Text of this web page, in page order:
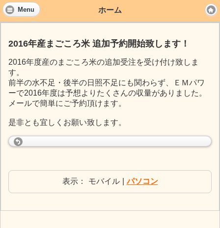
Menu ホーム
2016年産まごころ米 追加予約開始致します！
2016年度産のまごころ米の追加受注を受け付け致しま
す。
前半の水不足・後半の日照不足にも関わらず、ＥＭパワ
ーで2016年度は予想よりたくさんの収量がありました。
メールで簡単にご予約頂けます。
是非とも宜しくお願い致します。
表示： モバイル パソコン